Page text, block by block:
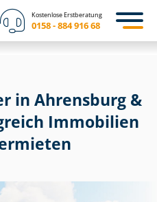
Kostenlose Erstberatung
0158 - 884 916 68
in Ahrensburg &
Immobilien